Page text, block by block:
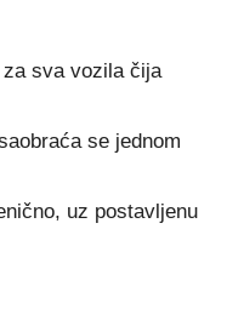
sva vozila čija
se jednom
uz postavljenu